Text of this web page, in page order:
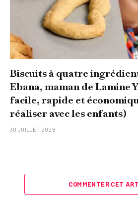
Biscuits à quatre
Ebana, maman de Lamine
facile, rapide et
réaliser avec les enfants)
30 JUILLET 2026
COMMENTER CET